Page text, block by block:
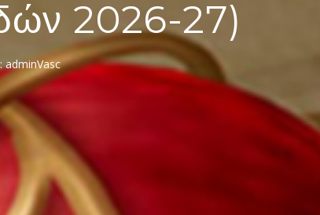
2026-27)
adminVasc